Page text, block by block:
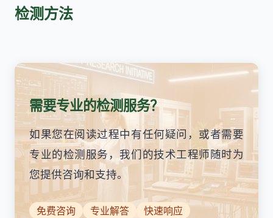
检测方法
需要专业的检测服务？
如果您在阅读过程中有任何疑问，或者需要
专业的检测服务，我们的技术工程师随时为
您提供咨询和支持。
免费咨询 专业解答
快速响应